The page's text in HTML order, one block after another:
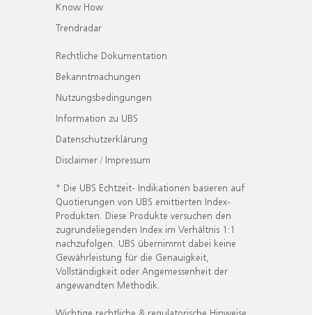
Know How
Trendradar
Rechtliche Dokumentation
Bekanntmachungen
Nutzungsbedingungen
Information zu UBS
Datenschutzerklärung
Disclaimer / Impressum
* Die UBS Echtzeit- Indikationen basieren auf
Quotierungen von UBS emittierten Index-
Produkten. Diese Produkte versuchen den
zugrundeliegenden Index im Verhältnis 1:1
nachzufolgen. UBS übernimmt dabei keine
Gewährleistung für die Genauigkeit,
Vollständigkeit oder Angemessenheit der
angewandten Methodik.